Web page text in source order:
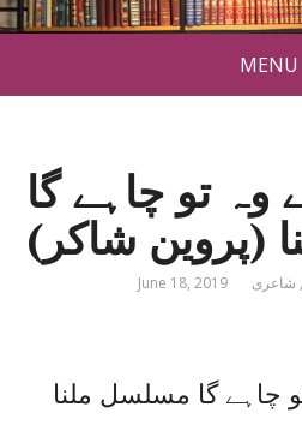
MENU
وہ تو چاہے گا
(پروین شاکر)
June 18, 2019 , شاعری
چاہے گا مسلسل ملنا